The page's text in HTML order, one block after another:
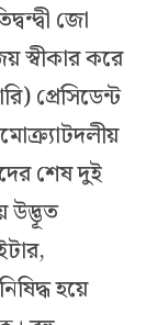
জো
স্বীকার করে
প্রেসিডেন্ট
শেষ দুই
উদ্ভূত
হয়ে